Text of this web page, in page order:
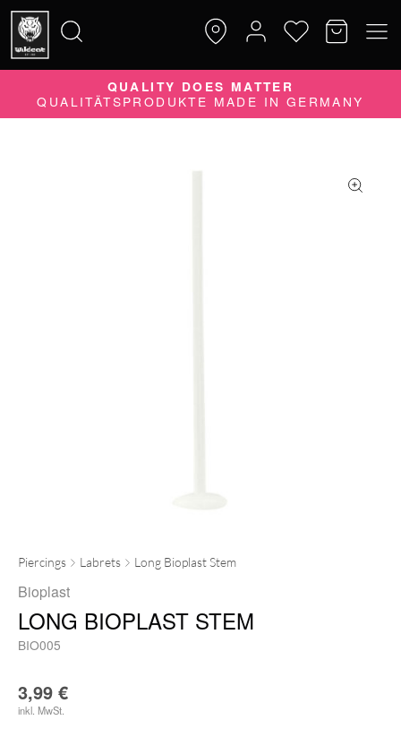
Suche
nach:
QUALITY DOES MATTER
QUALITÄTSPRODUKTE MADE IN GERMANY
Piercings Labrets Long Bioplast Stem
Bioplast
LONG BIOPLAST STEM
BIO005
3,99 €
inkl. MwSt.